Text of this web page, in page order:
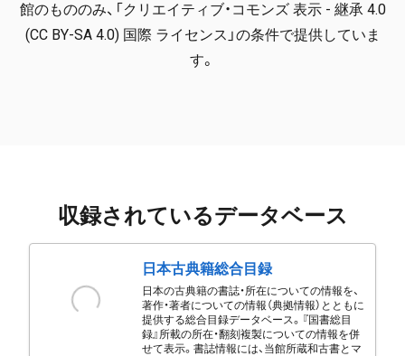
館のもののみ、「クリエイティブ・コモンズ 表示 - 継承 4.0
(CC BY-SA 4.0) 国際 ライセンス」の条件で提供していま
す。
収録されているデータベース
日本古典籍総合目録
日本の古典籍の書誌・所在についての情報を、
著作・著者についての情報（典拠情報）とともに
提供する総合目録データベース。『国書総目
録』所載の所在・翻刻複製についての情報を併
せて表示。書誌情報には、当館所蔵和古書とマ